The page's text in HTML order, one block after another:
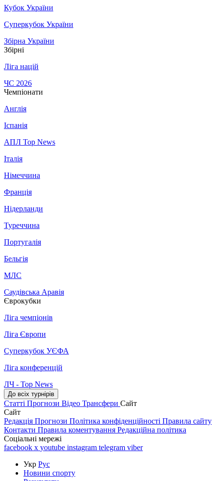
Кубок України
Суперкубок України
Збірна України
Збірні
Ліга націй
ЧС 2026
Чемпіонати
Англія
Іспанія
АПЛ Top News
Італія
Німеччина
Франція
Нідерланди
Туреччина
Португалія
Бельгія
МЛС
Саудівська Аравія
Єврокубки
Ліга чемпіонів
Ліга Європи
Суперкубок УЄФА
Ліга конференцій
ЛЧ - Top News
До всіх турнірів
Статті Прогнози Відео Трансфери Сайт
Сайт
Редакція Прогнози Політика конфіденційності Правила сайту
Контакти Правила коментування Редакційна політика
Соціальні мережі
facebook x youtube instagram telegram viber
Укр Рус
Новини спорту